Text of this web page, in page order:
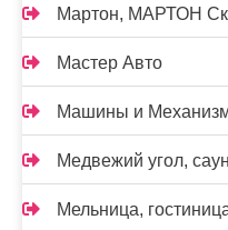
Мартон, МАРТОН
Мастер Авто
Машины и
Медвежий угол,
Мельница,